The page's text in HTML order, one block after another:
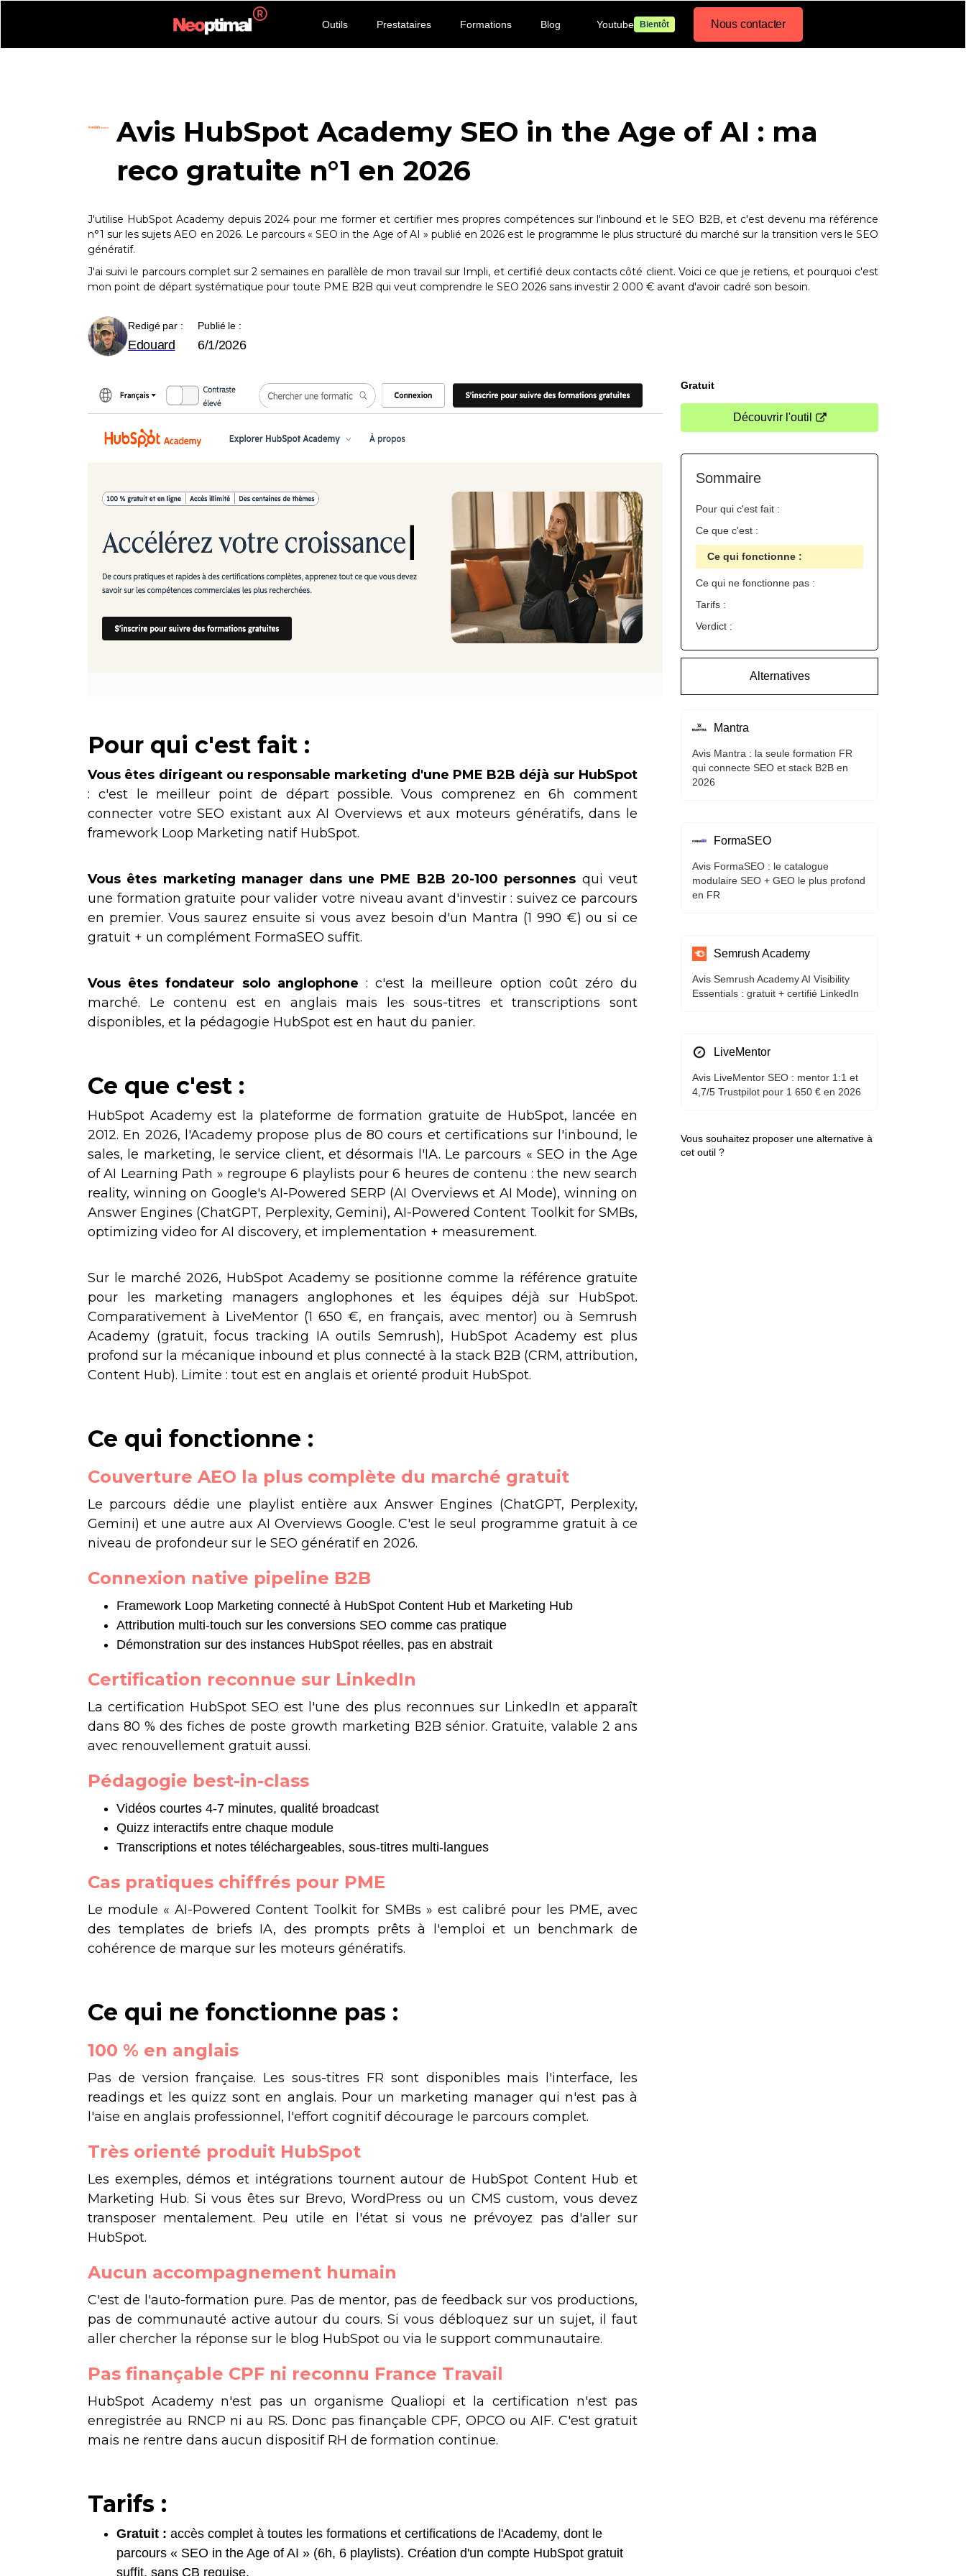
Outils Prestataires Formations Blog Youtube Bientôt Nous contacter
Avis HubSpot Academy SEO in the Age of AI : ma
reco gratuite n°1 en 2026
J'utilise HubSpot Academy depuis 2024 pour me former et certifier mes propres compétences sur l'inbound et le SEO B2B, et c'est devenu ma référence
n°1 sur les sujets AEO en 2026. Le parcours « SEO in the Age of AI » publié en 2026 est le programme le plus structuré du marché sur la transition vers le SEO
génératif.
J'ai suivi le parcours complet sur 2 semaines en parallèle de mon travail sur Impli, et certifié deux contacts côté client. Voici ce que je retiens, et pourquoi c'est
mon point de départ systématique pour toute PME B2B qui veut comprendre le SEO 2026 sans investir 2 000 € avant d'avoir cadré son besoin.
Redigé par :
Edouard
Publié le :
6/1/2026
Pour qui c'est fait :
Vous êtes dirigeant ou responsable marketing d'une PME B2B déjà sur HubSpot
: c'est le meilleur point de départ possible. Vous comprenez en 6h comment
connecter votre SEO existant aux AI Overviews et aux moteurs génératifs, dans le
framework Loop Marketing natif HubSpot.
Vous êtes marketing manager dans une PME B2B 20-100 personnes qui veut
une formation gratuite pour valider votre niveau avant d'investir : suivez ce parcours
en premier. Vous saurez ensuite si vous avez besoin d'un Mantra (1 990 €) ou si ce
gratuit + un complément FormaSEO suffit.
Vous êtes fondateur solo anglophone : c'est la meilleure option coût zéro du
marché. Le contenu est en anglais mais les sous-titres et transcriptions sont
disponibles, et la pédagogie HubSpot est en haut du panier.
Ce que c'est :
HubSpot Academy est la plateforme de formation gratuite de HubSpot, lancée en
2012. En 2026, l'Academy propose plus de 80 cours et certifications sur l'inbound, le
sales, le marketing, le service client, et désormais l'IA. Le parcours « SEO in the Age
of AI Learning Path » regroupe 6 playlists pour 6 heures de contenu : the new search
reality, winning on Google's AI-Powered SERP (AI Overviews et AI Mode), winning on
Answer Engines (ChatGPT, Perplexity, Gemini), AI-Powered Content Toolkit for SMBs,
optimizing video for AI discovery, et implementation + measurement.
Sur le marché 2026, HubSpot Academy se positionne comme la référence gratuite
pour les marketing managers anglophones et les équipes déjà sur HubSpot.
Comparativement à LiveMentor (1 650 €, en français, avec mentor) ou à Semrush
Academy (gratuit, focus tracking IA outils Semrush), HubSpot Academy est plus
profond sur la mécanique inbound et plus connecté à la stack B2B (CRM, attribution,
Content Hub). Limite : tout est en anglais et orienté produit HubSpot.
Ce qui fonctionne :
Couverture AEO la plus complète du marché gratuit
Le parcours dédie une playlist entière aux Answer Engines (ChatGPT, Perplexity,
Gemini) et une autre aux AI Overviews Google. C'est le seul programme gratuit à ce
niveau de profondeur sur le SEO génératif en 2026.
Connexion native pipeline B2B
Framework Loop Marketing connecté à HubSpot Content Hub et Marketing Hub
Attribution multi-touch sur les conversions SEO comme cas pratique
Démonstration sur des instances HubSpot réelles, pas en abstrait
Certification reconnue sur LinkedIn
La certification HubSpot SEO est l'une des plus reconnues sur LinkedIn et apparaît
dans 80 % des fiches de poste growth marketing B2B sénior. Gratuite, valable 2 ans
avec renouvellement gratuit aussi.
Pédagogie best-in-class
Vidéos courtes 4-7 minutes, qualité broadcast
Quizz interactifs entre chaque module
Transcriptions et notes téléchargeables, sous-titres multi-langues
Cas pratiques chiffrés pour PME
Le module « AI-Powered Content Toolkit for SMBs » est calibré pour les PME, avec
des templates de briefs IA, des prompts prêts à l'emploi et un benchmark de
cohérence de marque sur les moteurs génératifs.
Ce qui ne fonctionne pas :
100 % en anglais
Pas de version française. Les sous-titres FR sont disponibles mais l'interface, les
readings et les quizz sont en anglais. Pour un marketing manager qui n'est pas à
l'aise en anglais professionnel, l'effort cognitif décourage le parcours complet.
Très orienté produit HubSpot
Les exemples, démos et intégrations tournent autour de HubSpot Content Hub et
Marketing Hub. Si vous êtes sur Brevo, WordPress ou un CMS custom, vous devez
transposer mentalement. Peu utile en l'état si vous ne prévoyez pas d'aller sur
HubSpot.
Aucun accompagnement humain
C'est de l'auto-formation pure. Pas de mentor, pas de feedback sur vos productions,
pas de communauté active autour du cours. Si vous débloquez sur un sujet, il faut
aller chercher la réponse sur le blog HubSpot ou via le support communautaire.
Pas finançable CPF ni reconnu France Travail
HubSpot Academy n'est pas un organisme Qualiopi et la certification n'est pas
enregistrée au RNCP ni au RS. Donc pas finançable CPF, OPCO ou AIF. C'est gratuit
mais ne rentre dans aucun dispositif RH de formation continue.
Tarifs :
Gratuit : accès complet à toutes les formations et certifications de l'Academy, dont le
parcours « SEO in the Age of AI » (6h, 6 playlists). Création d'un compte HubSpot gratuit
suffit, sans CB requise.
Gratuit
Découvrir l'outil
Sommaire
Pour qui c'est fait :
Ce que c'est :
Ce qui fonctionne :
Ce qui ne fonctionne pas :
Tarifs :
Verdict :
Alternatives
Mantra
Avis Mantra : la seule formation FR
qui connecte SEO et stack B2B en
2026
FormaSEO
Avis FormaSEO : le catalogue
modulaire SEO + GEO le plus profond
en FR
Semrush Academy
Avis Semrush Academy AI Visibility
Essentials : gratuit + certifié LinkedIn
LiveMentor
Avis LiveMentor SEO : mentor 1:1 et
4,7/5 Trustpilot pour 1 650 € en 2026
Vous souhaitez proposer une alternative à
cet outil ?